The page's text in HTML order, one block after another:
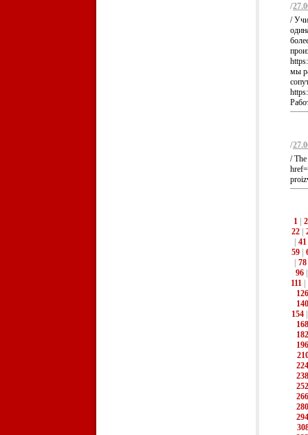
/
/
мы
/
/
1
2
22|
41
59|
78
96
111|
126
140
154
168
182
196
224
238
252
266
280
294